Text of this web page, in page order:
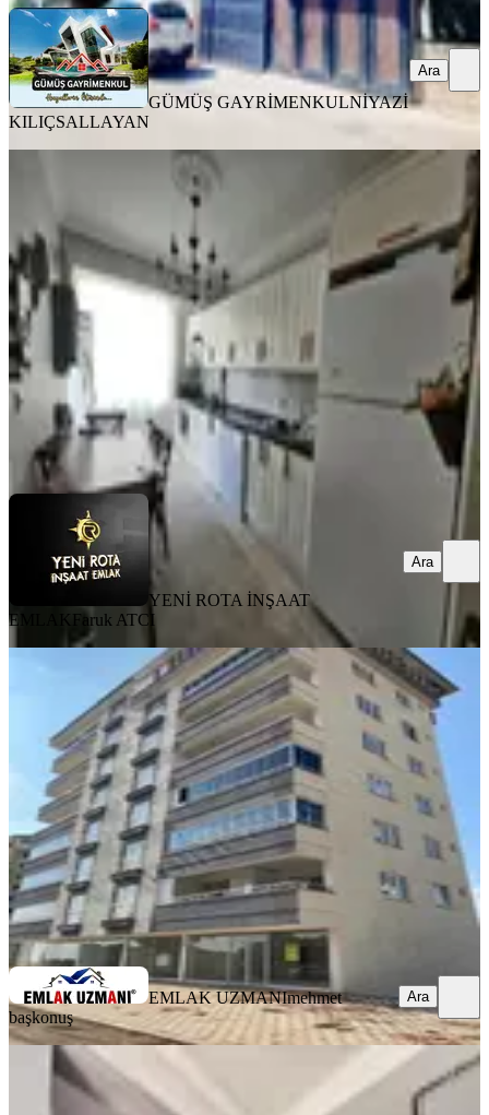
GÜMÜŞ GAYRİMENKULNİYAZİ
KILIÇSALLAYAN
Ara
Yeni Rota Emlaktan Merkezi
Konumda Satılık 3+1 Daire
Onikişubat, Akif İnan Mahallesi
3+1·150 m²· 1. Kat 05.08.2026
YENİ ROTA İNŞAAT EMLAKFaruk ATCI
Ara
YENİ ROTA İNŞAAT
EMLAK Faruk ATCI
Ara
Yamaçtepe'de Fırsat Daire 3+1
Onikişubat, Yamaçtepe Mahallesi
3+1 ·140 m²·6. Kat · 05.08.2026
4.250.000 ₺
EMLAK UZMANImehmet başkonuş
Ara
EMLAK UZMANImehmet
başkonuş
Ara
MANZARALI
Yeni Rota'dan Üniversite Yakını 2+0
Satılık Daire